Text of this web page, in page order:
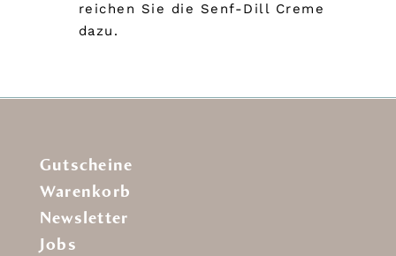
reichen Sie die Senf-Dill Creme
dazu.
Gutscheine
Warenkorb
Newsletter
Jobs